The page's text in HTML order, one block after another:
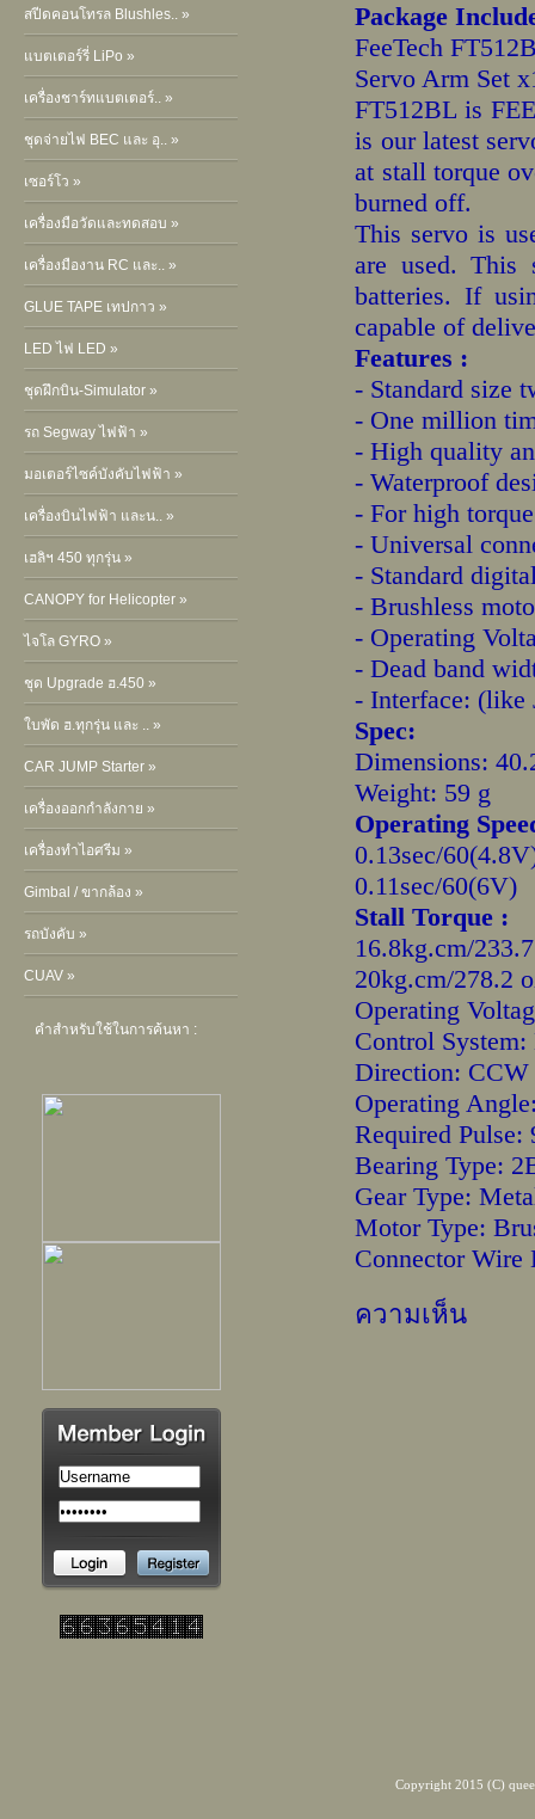
สปีดคอนโทรล Blushles.. »
แบตเตอร์รี่ LiPo »
เครื่องชาร์ทแบตเตอร์.. »
ชุดจ่ายไฟ BEC และ อุ.. »
เซอร์โว »
เครื่องมือวัดและทดสอบ »
เครื่องมืองาน RC และ.. »
GLUE TAPE เทปกาว »
LED ไฟ LED »
ชุดฝึกบิน-Simulator »
รถ Segway ไฟฟ้า »
มอเตอร์ไซค์บังคับไฟฟ้า »
เครื่องบินไฟฟ้า และน.. »
เฮลิฯ 450 ทุกรุ่น »
CANOPY for Helicopter »
ไจโล GYRO »
ชุด Upgrade ฮ.450 »
ใบพัด ฮ.ทุกรุ่น และ .. »
CAR JUMP Starter »
เครื่องออกกำลังกาย »
เครื่องทำไอศรีม »
Gimbal / ขากล้อง »
รถบังคับ »
CUAV »
คำสำหรับใช้ในการค้นหา :
Package
FeeTech
Servo Arm Set
FT512BL is
is our latest
at stall torque
burned off.
This servo is
are used. This
batteries. If
capable of
Features :
- Standard size
- One million
- High quality
- Waterproof
- For high
- Universal
- Standard
- Brushless
- Operating
- Dead band
- Interface: (like
Spec:
Dimensions:
Weight: 59 g
Operating
0.13sec/
0.11sec/60(6V)
Stall Torque :
16.8kg.cm/
20kg.cm/278.2
Operating
Control
Direction: CCW
Operating
Required Pulse:
Bearing Type:
Gear Type:
Motor Type:
Connector Wire
ความเห็น
Copyright 2015 (C)